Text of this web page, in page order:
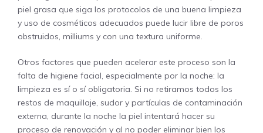
piel grasa que siga los protocolos de una buena limpieza
y uso de cosméticos adecuados puede lucir libre de poros
obstruidos, milliums y con una textura uniforme.
Otros factores que pueden acelerar este proceso son la
falta de higiene facial, especialmente por la noche: la
limpieza es sí o sí obligatoria. Si no retiramos todos los
restos de maquillaje, sudor y partículas de contaminación
externa, durante la noche la piel intentará hacer su
proceso de renovación y al no poder eliminar bien los